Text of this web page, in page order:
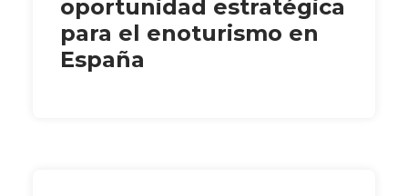
oportunidad estratégica
para el enoturismo en
España